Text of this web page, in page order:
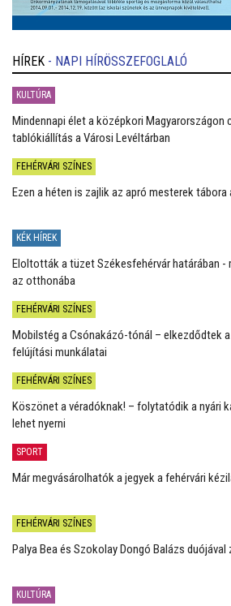
HÍREK - NAPI HÍRÖSSZEFOGLALÓ
KULTÚRA
Mindennapi élet a középkori Magyarországon
tablókiállítás a Városi Levéltárban
FEHÉRVÁRI SZÍNES
Ezen a héten is zajlik az apró mesterek tábora
KÉK HÍREK
Eloltották a tüzet Székesfehérvár határában
az otthonába
FEHÉRVÁRI SZÍNES
Mobilstég a Csónakázó-tónál – elkezdődtek
felújítási munkálatai
FEHÉRVÁRI SZÍNES
Köszönet a véradóknak! – folytatódik a nyári
lehet nyerni
SPORT
Már megvásárolhatók a jegyek a fehérvári
FEHÉRVÁRI SZÍNES
Palya Bea és Szokolay Dongó Balázs duójával
KULTÚRA